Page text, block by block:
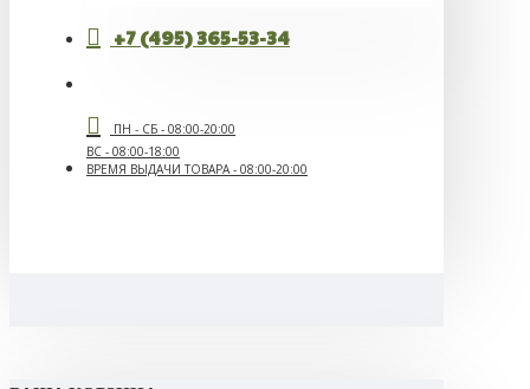
+7 (495) 365-53-34
ПН - СБ - 08:00-20:00
ВС - 08:00-18:00
ВРЕМЯ ВЫДАЧИ ТОВАРА - 08:00-20:00